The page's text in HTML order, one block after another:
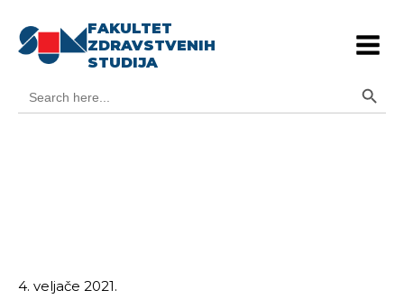
FAKULTET
ZDRAVSTVENIH
STUDIJA
for:
4. veljače 2021.